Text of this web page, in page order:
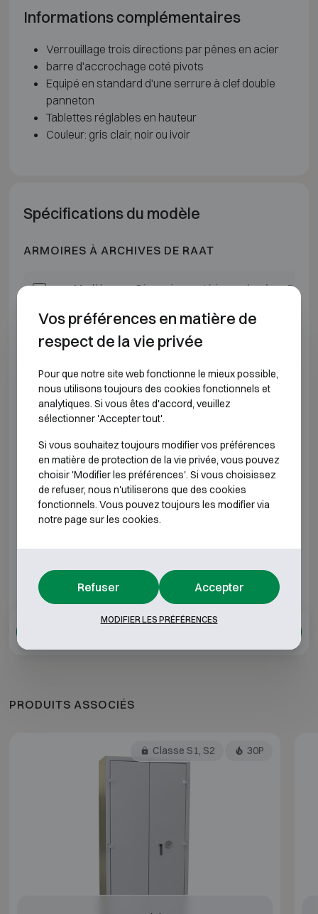
Informations complémentaires
Verrouillage trois directions par pênes en acier
barre d'accrochage coté pivots
Equipé en standard d'une serrure à clef double
panneton
Tablettes réglables en hauteur
Couleur: gris clair, noir ou ivoir
Spécifications du modèle
ARMOIRES À ARCHIVES DE RAAT
Modèle Dimensions extérieures (mm)
Dera 800 H740 L540 P550
Dera 1000 H1570 L670 P550
Dera 1040 H1950 L670 P550
Dera 1100 H1950 L950 P550
Dera 1200 H1350 L950 P550
*Profondeur extérieure hors charnières, poignée ou
serrure.
PRODUITS ASSOCIÉS
Classe S1, S2 30P
Vos préférences en matière de
respect de la vie privée
Pour que notre site web fonctionne le mieux possible,
nous utilisons toujours des cookies fonctionnels et
analytiques. Si vous êtes d'accord, veuillez
sélectionner 'Accepter tout'.
Si vous souhaitez toujours modifier vos préférences
en matière de protection de la vie privée, vous pouvez
choisir 'Modifier les préférences'. Si vous choisissez
de refuser, nous n'utiliserons que des cookies
fonctionnels. Vous pouvez toujours les modifier via
notre page sur les cookies.
Refuser Accepter
MODIFIER LES PRÉFÉRENCES